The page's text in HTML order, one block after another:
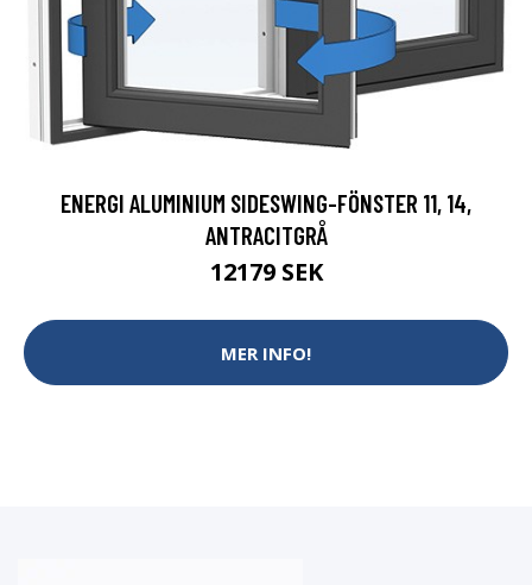
ENERGI ALUMINIUM SIDESWING-FÖNSTER 11, 14,
ANTRACITGRÅ
12179 SEK
MER INFO!